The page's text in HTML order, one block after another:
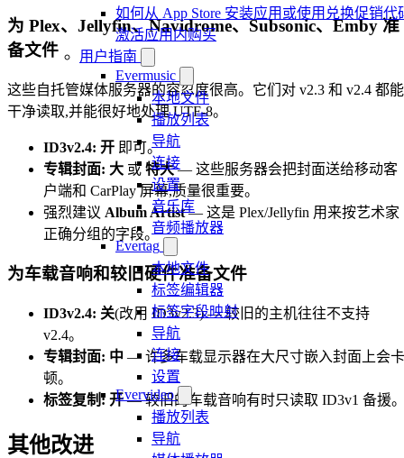
如何从 App Store 安装应用或使用兑换促销代
激活应用内购买
用户指南
Evermusic
本地文件
播放列表
导航
连接
设置
音乐库
音频播放器
Evertag
本地文件
标签编辑器
标签字段映射
导航
连接
设置
Evervideo
播放列表
导航
为 Plex、Jellyfin、Navidrome、Subsonic、Emby 准
备文件
这些自托管媒体服务器的容忍度很高。它们对 v2.3 和 v2.4 都能
干净读取,并能很好地处理 UTF-8。
ID3v2.4: 开 即可。
专辑封面: 大 或 特大— 这些服务器会把封面送给移动客
户端和 CarPlay 屏幕,质量很重要。
强烈建议 Album Artist— 这是 Plex/Jellyfin 用来按艺术家
正确分组的字段。
为车载音响和较旧硬件准备文件
ID3v2.4: 关(改用 ID3v2.3) — 较旧的主机往往不支持
v2.4。
专辑封面: 中 — 许多车载显示器在大尺寸嵌入封面上会卡
顿。
标签复制: 开— 较旧的车载音响有时只读取 ID3v1 备援
其他改进